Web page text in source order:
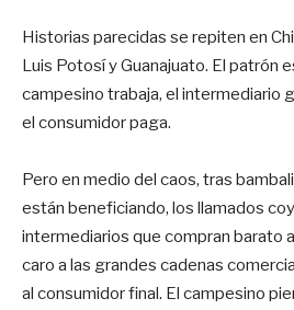
Historias parecidas se repiten en
Luis Potosí y Guanajuato. El patrón
campesino trabaja, el intermediario
el consumidor paga.
Pero en medio del caos, tras
están beneficiando, los llamados
intermediarios que compran barato
caro a las grandes cadenas
al consumidor final. El campesino